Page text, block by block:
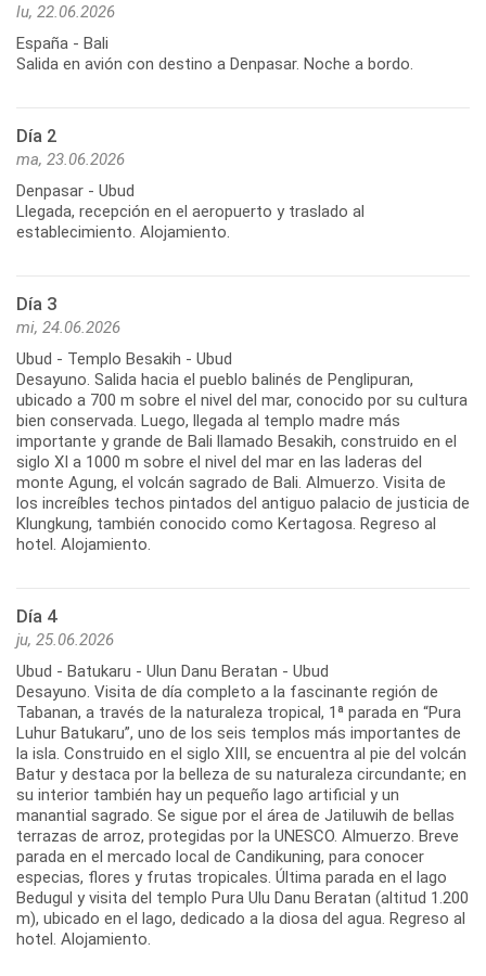
lu, 22.06.2026
España - Bali
Salida en avión con destino a Denpasar. Noche a bordo.
Día 2
ma, 23.06.2026
Denpasar - Ubud
Llegada, recepción en el aeropuerto y traslado al
establecimiento. Alojamiento.
Día 3
mi, 24.06.2026
Ubud - Templo Besakih - Ubud
Desayuno. Salida hacia el pueblo balinés de Penglipuran,
ubicado a 700 m sobre el nivel del mar, conocido por su cultura
bien conservada. Luego, llegada al templo madre más
importante y grande de Bali llamado Besakih, construido en el
siglo XI a 1000 m sobre el nivel del mar en las laderas del
monte Agung, el volcán sagrado de Bali. Almuerzo. Visita de
los increíbles techos pintados del antiguo palacio de justicia de
Klungkung, también conocido como Kertagosa. Regreso al
hotel. Alojamiento.
Día 4
ju, 25.06.2026
Ubud - Batukaru - Ulun Danu Beratan - Ubud
Desayuno. Visita de día completo a la fascinante región de
Tabanan, a través de la naturaleza tropical, 1ª parada en “Pura
Luhur Batukaru”, uno de los seis templos más importantes de
la isla. Construido en el siglo XIII, se encuentra al pie del volcán
Batur y destaca por la belleza de su naturaleza circundante; en
su interior también hay un pequeño lago artificial y un
manantial sagrado. Se sigue por el área de Jatiluwih de bellas
terrazas de arroz, protegidas por la UNESCO. Almuerzo. Breve
parada en el mercado local de Candikuning, para conocer
especias, flores y frutas tropicales. Última parada en el lago
Bedugul y visita del templo Pura Ulu Danu Beratan (altitud 1.200
m), ubicado en el lago, dedicado a la diosa del agua. Regreso al
hotel. Alojamiento.